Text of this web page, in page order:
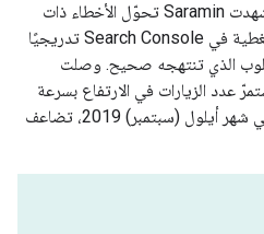
على مدار الأشهر القليلة اللاحقة، شهدت Saramin تحوّل الأخطاء ذات
اللون الأحمر على الرسم البياني للتغطية في Search Console تدريجيًا
الذي تنتهجه صحيح. وصلت
عدد الزيارات في الارتفاع بسرعة
أكبر. وفي ذروة موسم التوظيف في شهر أيلول (سبتمبر) 2019، تضاعف